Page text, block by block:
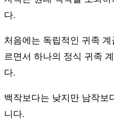
다.
처음에는 독립적인 귀족
르면서 하나의 정식 귀족
다.
백작보다는 낮지만 남작보
니다.